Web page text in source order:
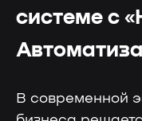
системе с
В современной